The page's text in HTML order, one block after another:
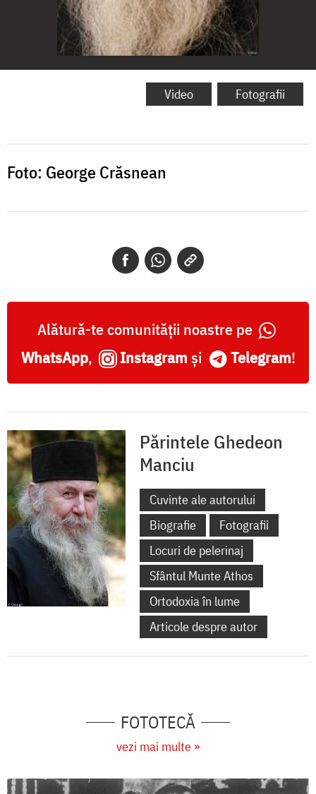
Foto:
Video Fotografii
Foto: George Crăsnean
Alătură-te comunității noastre pe
WhatsApp, Instagram și Telegram!
Părintele Ghedeon
Manciu
Cuvinte ale autorului
Biografie
Fotografii
Locuri de pelerinaj
Sfântul Munte Athos
Ortodoxia în lume
Articole despre autor
FOTOTECĂ
vezi mai multe »